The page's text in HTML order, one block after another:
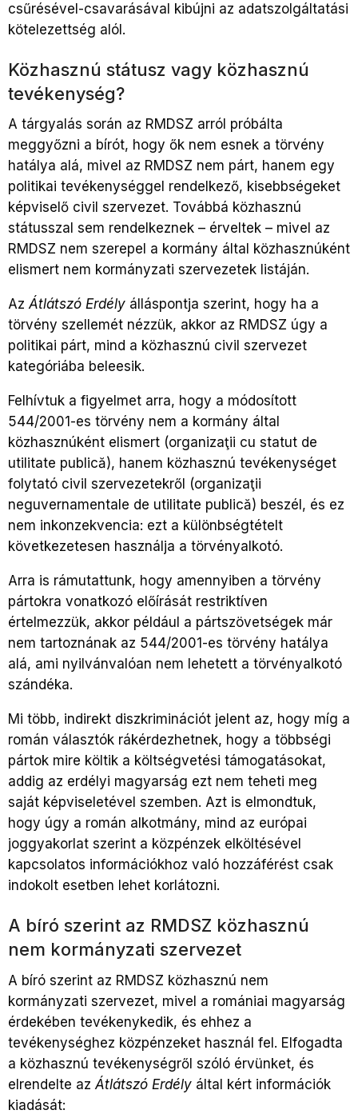
csűrésével-csavarásával kibújni az adatszolgáltatási
kötelezettség alól.
Közhasznú státusz vagy közhasznú
tevékenység?
A tárgyalás során az RMDSZ arról próbálta
meggyőzni a bírót, hogy ők nem esnek a törvény
hatálya alá, mivel az RMDSZ nem párt, hanem egy
politikai tevékenységgel rendelkező, kisebbségeket
képviselő civil szervezet. Továbbá közhasznú
státusszal sem rendelkeznek – érveltek – mivel az
RMDSZ nem szerepel a kormány által közhasznúként
elismert nem kormányzati szervezetek listáján.
AzÁtlátszó Erdély álláspontja szerint, hogy ha a
törvény szellemét nézzük, akkor az RMDSZ úgy a
politikai párt, mind a közhasznú civil szervezet
kategóriába beleesik.
Felhívtuk a figyelmet arra, hogy a módosított
544/2001-es törvény nem a kormány által
közhasznúként elismert (organizaţii cu statut de
utilitate publică), hanem közhasznú tevékenységet
folytató civil szervezetekről (organizaţii
neguvernamentale de utilitate publică) beszél, és ez
nem inkonzekvencia: ezt a különbségtételt
következetesen használja a törvényalkotó.
Arra is rámutattunk, hogy amennyiben a törvény
pártokra vonatkozó előírását restriktíven
értelmezzük, akkor például a pártszövetségek már
nem tartoznának az 544/2001-es törvény hatálya
alá, ami nyilvánvalóan nem lehetett a törvényalkotó
szándéka.
Mi több, indirekt diszkriminációt jelent az, hogy míg a
román választók rákérdezhetnek, hogy a többségi
pártok mire költik a költségvetési támogatásokat,
addig az erdélyi magyarság ezt nem teheti meg
saját képviseletével szemben. Azt is elmondtuk,
hogy úgy a román alkotmány, mind az európai
joggyakorlat szerint a közpénzek elköltésével
kapcsolatos információkhoz való hozzáférést csak
indokolt esetben lehet korlátozni.
A bíró szerint az RMDSZ közhasznú
nem kormányzati szervezet
A bíró szerint az RMDSZ közhasznú nem
kormányzati szervezet, mivel a romániai magyarság
érdekében tevékenykedik, és ehhez a
tevékenységhez közpénzeket használ fel. Elfogadta
a közhasznú tevékenységről szóló érvünket, és
elrendelte az Átlátszó Erdély által kért információk
kiadását: